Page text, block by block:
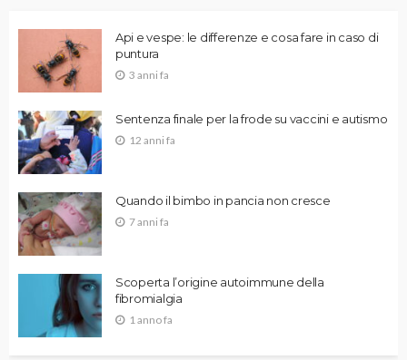
Api e vespe: le differenze e cosa fare in caso di
puntura
3 anni fa
Sentenza finale per la frode su vaccini e autismo
12 anni fa
Quando il bimbo in pancia non cresce
7 anni fa
Scoperta l’origine autoimmune della
fibromialgia
1 anno fa